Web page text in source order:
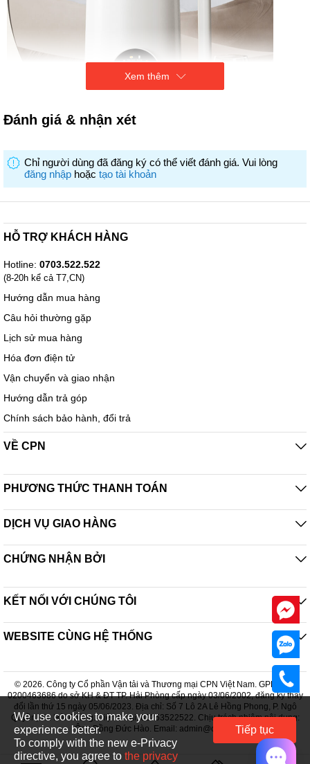
We use cookies to make your
experience better.
To comply with the new e-Privacy
directive, you agree to the privacy
Tiếp tục
Tên sản phẩm Máy làm sữa hạt 1.2L Lumias M12R
Model M12R
Công suất điện 150W
Công suất gia nhiệt 800W
Điện áp 220V/50Hz
Chất liệu SUS304 & PP/ABS/Silicon
Tốc độ quay 25000 vòng/phút
Xem thêm
Đánh giá & nhận xét
Chỉ người dùng đã đăng ký có thể viết đánh giá. Vui lòng
đăng nhập hoặc tạo tài khoản
HỖ TRỢ KHÁCH HÀNG
Hotline: 0703.522.522
(8-20h kể cả T7,CN)
Hướng dẫn mua hàng
Câu hỏi thường gặp
Lịch sử mua hàng
Hóa đơn điện tử
Vận chuyển và giao nhận
Hướng dẫn trả góp
Chính sách bảo hành, đổi trả
VỀ CPN
PHƯƠNG THỨC THANH TOÁN
DỊCH VỤ GIAO HÀNG
CHỨNG NHẬN BỞI
KẾT NỐI VỚI CHÚNG TÔI
WEBSITE CÙNG HỆ THỐNG
© 2026. Công ty Cổ phần Vận tải và Thương mại CPN Việt Nam. GPDKKD:
0200463686 do sở KH & ĐT TP. Hải Phòng cấp ngày 03/06/2002, đăng ký thay
đổi lần thứ 15 ngày 05/06/2023. Địa chỉ: Số 7 Lô 2A Lê Hồng Phong, P. Ngô
Quyền, TP. Hải Phòng. Điện thoại: 02253522522. Chịu trách nhiệm nội dung:
Ông Đồng Đức Hào. Email: admin@cpn.vn